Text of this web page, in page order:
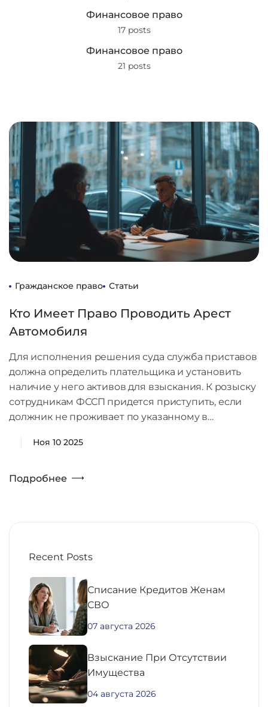
Финансовое право
17 posts
Финансовое право
21 posts
Гражданское право Статьи
Кто Имеет Право Проводить Арест
Автомобиля
Для исполнения решения суда служба приставов
должна определить плательщика и установить
наличие у него активов для взыскания. К розыску
сотрудникам ФССП придется приступить, если
должник не проживает по указанному в…
Ноя 10 2025
Подробнее
Recent Posts
Списание Кредитов Женам
СВО
07 августа 2026
Взыскание При Отсутствии
Имущества
04 августа 2026